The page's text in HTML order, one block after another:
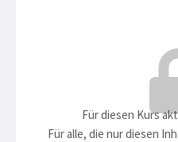
Für diesen Kurs
Für alle, die nur diesen